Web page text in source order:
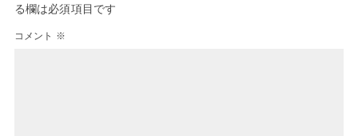
る欄は必須項目です
コメント ※